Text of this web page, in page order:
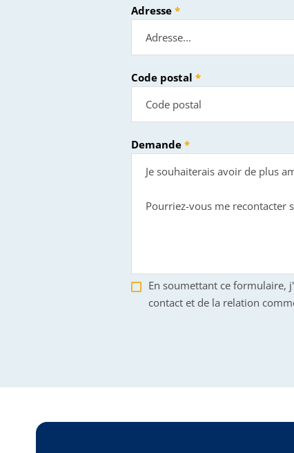
Adresse
Code postal
Demande
En soumettant ce formulaire,
contact et de la relation